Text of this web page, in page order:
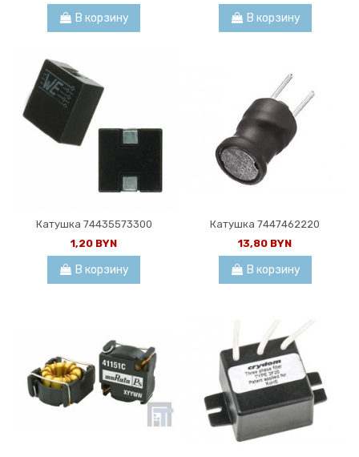
В корзину В корзину
Катушка 74435573300
1,20 BYN
В корзину
Катушка 7447462220
13,80 BYN
В корзину